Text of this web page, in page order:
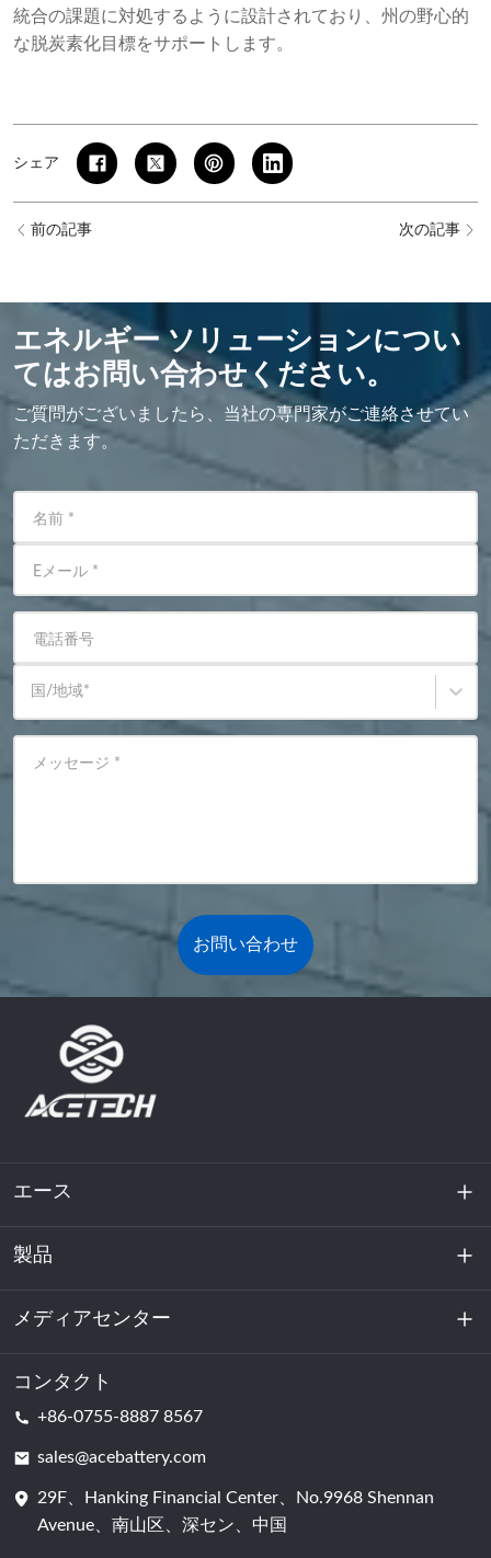
統合の課題に対処するように設計されており、州の野心的
な脱炭素化目標をサポートします。
シェア
前の記事 次の記事
エネルギー ソリューションについ
てはお問い合わせください。
ご質問がございましたら、当社の専門家がご連絡させてい
ただきます。
名前 *
Eメール *
電話番号
国/地域*
メッセージ *
お問い合わせ
エース
私たちに関しては
持続可能性
製品
エネルギー貯蔵
データセンターおよびサーバー室
バッテリーセル
メディアセンター
ニュース
コンタクト
+86-0755-8887 8567
sales@acebattery.com
29F、Hanking Financial Center、No.9968 Shennan
Avenue、南山区、深セン、中国